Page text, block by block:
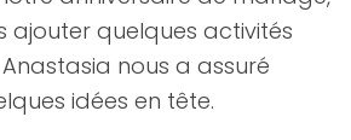
ajouter quelques activités
nous a assuré
idées en tête.